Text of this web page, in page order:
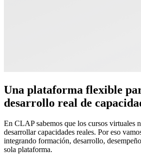
Una plataforma flexible
desarrollo real de
En CLAP sabemos que los cursos virtuales
desarrollar capacidades reales. Por eso
integrando formación, desarrollo,
sola plataforma.